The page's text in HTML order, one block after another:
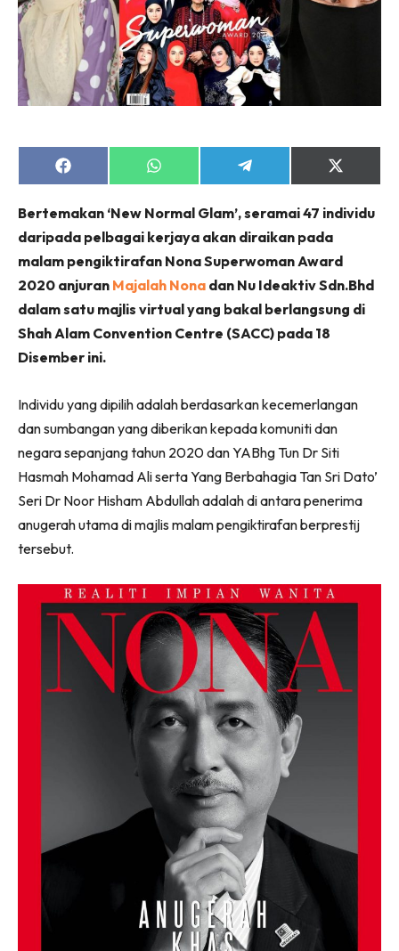
Share
on
Share
on
Share
on
Share
on
(Twitter)
Bertemakan ‘New Normal Glam’, seramai 47 individu
daripada pelbagai kerjaya akan diraikan pada
malam pengiktirafan Nona Superwoman Award
2020 anjuran Majalah Nona dan Nu Ideaktiv Sdn.Bhd
dalam satu majlis virtual yang bakal berlangsung di
Shah Alam Convention Centre (SACC) pada 18
Disember ini.
Individu yang dipilih adalah berdasarkan kecemerlangan
dan sumbangan yang diberikan kepada komuniti dan
negara sepanjang tahun 2020 dan YABhg Tun Dr Siti
Hasmah Mohamad Ali serta Yang Berbahagia Tan Sri Dato’
Seri Dr Noor Hisham Abdullah adalah di antara penerima
anugerah utama di majlis malam pengiktirafan berprestij
tersebut.